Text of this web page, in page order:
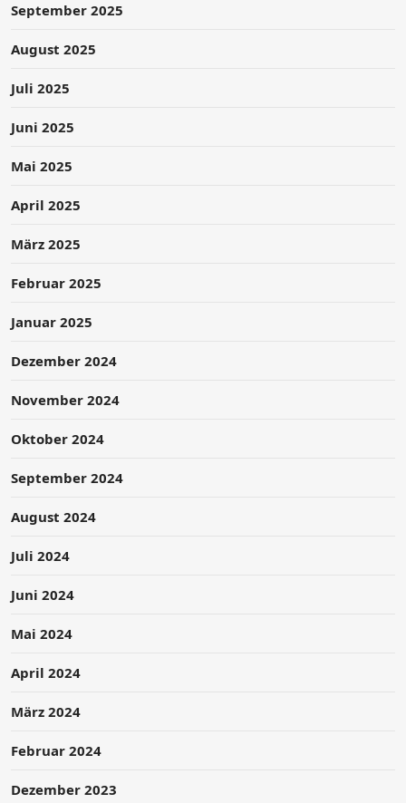
September 2025
August 2025
Juli 2025
Juni 2025
Mai 2025
April 2025
März 2025
Februar 2025
Januar 2025
Dezember 2024
November 2024
Oktober 2024
September 2024
August 2024
Juli 2024
Juni 2024
Mai 2024
April 2024
März 2024
Februar 2024
Dezember 2023